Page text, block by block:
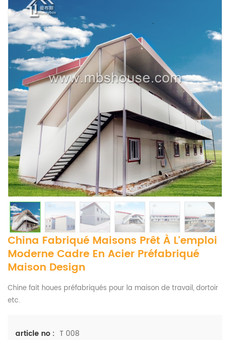
China Fabriqué Maisons Prêt À L'emploi
Moderne Cadre En Acier Préfabriqué
Maison Design
Chine fait houes préfabriqués pour la maison de travail, dortoir
etc.
article no : T 008